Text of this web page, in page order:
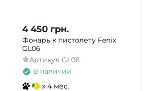
4 450 грн.
Фонарь к пистолету Fenix
GL06
Артикул GL06
В наличии
x 4 мес.